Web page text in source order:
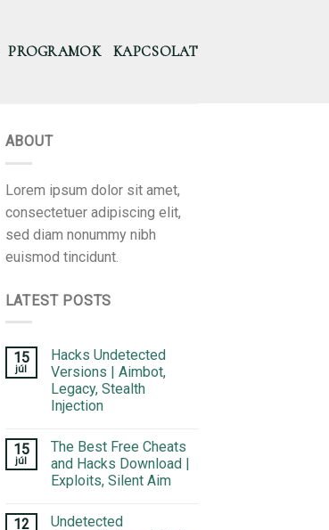
PROGRAMOK KAPCSOLAT
ABOUT
Lorem ipsum dolor sit amet,
consectetuer adipiscing elit,
sed diam nonummy nibh
euismod tincidunt.
LATEST POSTS
15
júl
Hacks Undetected
Versions | Aimbot,
Legacy, Stealth
Injection
15
júl
The Best Free Cheats
and Hacks Download |
Exploits, Silent Aim
12
Undetected